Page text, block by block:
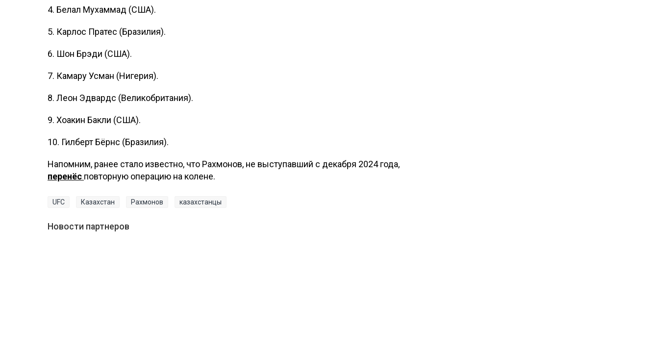
4. Белал Мухаммад (США).
5. Карлос Пратес (Бразилия).
6. Шон Брэди (США).
7. Камару Усман (Нигерия).
8. Леон Эдвардс (Великобритания).
9. Хоакин Бакли (США).
10. Гилберт Бёрнс (Бразилия).
Напомним, ранее стало известно, что Рахмонов, не выступавший с декабря 2024 года,
перенёс повторную операцию на колене.
UFC Казахстан Рахмонов казахстанцы
Новости партнеров